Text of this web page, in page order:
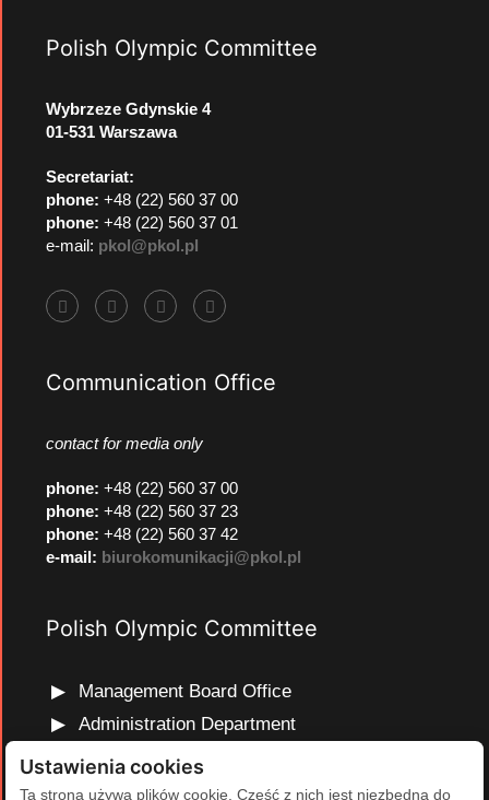
Polish Olympic Committee
Wybrzeze Gdynskie 4
01-531 Warszawa
Secretariat:
phone: +48 (22) 560 37 00
phone: +48 (22) 560 37 01
e-mail: pkol@pkol.pl
Communication Office
contact for media only
phone: +48 (22) 560 37 00
phone: +48 (22) 560 37 23
phone: +48 (22) 560 37 42
e-mail: biurokomunikacji@pkol.pl
Polish Olympic Committee
Management Board Office
Administration Department
Marketing and Communications Department
Olympic Education Department
Ustawienia cookies
Ta strona używa plików cookie. Część z nich jest niezbędna do